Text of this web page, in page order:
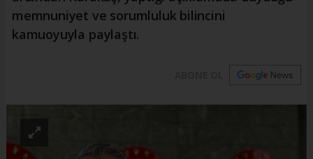
memnuniyet ve sorumluluk bilincini
kamuoyuyla paylaştı.